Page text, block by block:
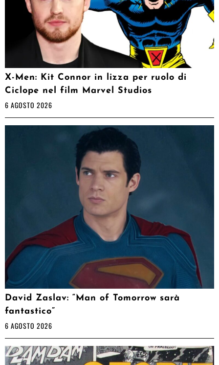
X-Men: Kit Connor in lizza per ruolo di
Ciclope nel film Marvel Studios
6 AGOSTO 2026
David Zaslav: “Man of Tomorrow sarà
fantastico”
6 AGOSTO 2026